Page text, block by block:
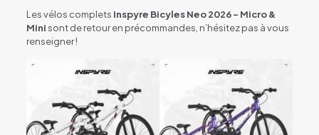
Les vélos complets Inspyre Bicyles Neo 2026 – Micro &
Minisont de retour en précommandes, n’hésitez pas à vous
renseigner !